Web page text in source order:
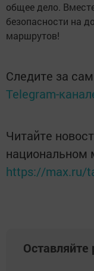
общее дело.
безопасности на
маршрутов!
Следите за
Telegram-
Читайте
национальном
https://max.ru/
Оставляйте